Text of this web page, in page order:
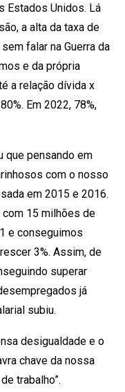
Estados Unidos. Lá
a alta da taxa de
falar na Guerra da
e da própria
a relação dívida x
Em 2022, 78%,
que pensando em
com o nosso
em 2015 e 2016.
15 milhões de
e conseguimos
3%. Assim, de
superar
já
subiu.
desigualdade e o
chave da nossa
trabalho”.